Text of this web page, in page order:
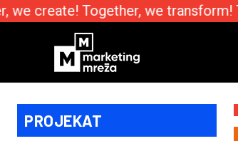
create! Together, we transform!
PROJEKAT